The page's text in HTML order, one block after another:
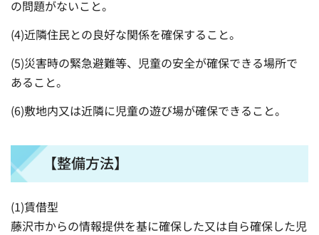
の問題がないこと。
(4)近隣住民との良好な関係を確保すること。
(5)災害時の緊急避難等、児童の安全が確保できる場所で
あること。
(6)敷地内又は近隣に児童の遊び場が確保できること。
【整備方法】
(1)賃借型
藤沢市からの情報提供を基に確保した又は自ら確保した児